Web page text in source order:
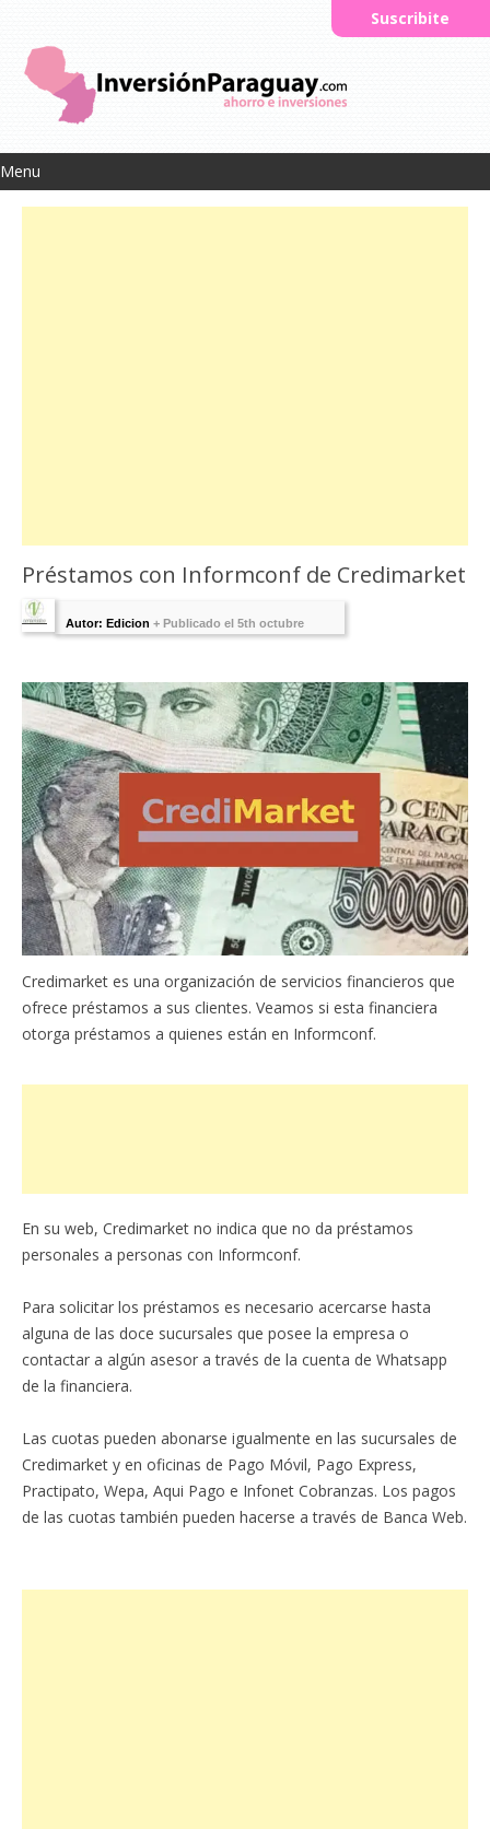
Menu
Suscribite
Préstamos con Informconf de Credimarket
Autor: Edicion + Publicado el 5th octubre
Credimarket es una organización de servicios financieros que
ofrece préstamos a sus clientes. Veamos si esta financiera
otorga préstamos a quienes están en Informconf.
En su web, Credimarket no indica que no da préstamos
personales a personas con Informconf.
Para solicitar los préstamos es necesario acercarse hasta
alguna de las doce sucursales que posee la empresa o
contactar a algún asesor a través de la cuenta de Whatsapp
de la financiera.
Las cuotas pueden abonarse igualmente en las sucursales de
Credimarket y en oficinas de Pago Móvil, Pago Express,
Practipato, Wepa, Aqui Pago e Infonet Cobranzas. Los pagos
de las cuotas también pueden hacerse a través de Banca Web.